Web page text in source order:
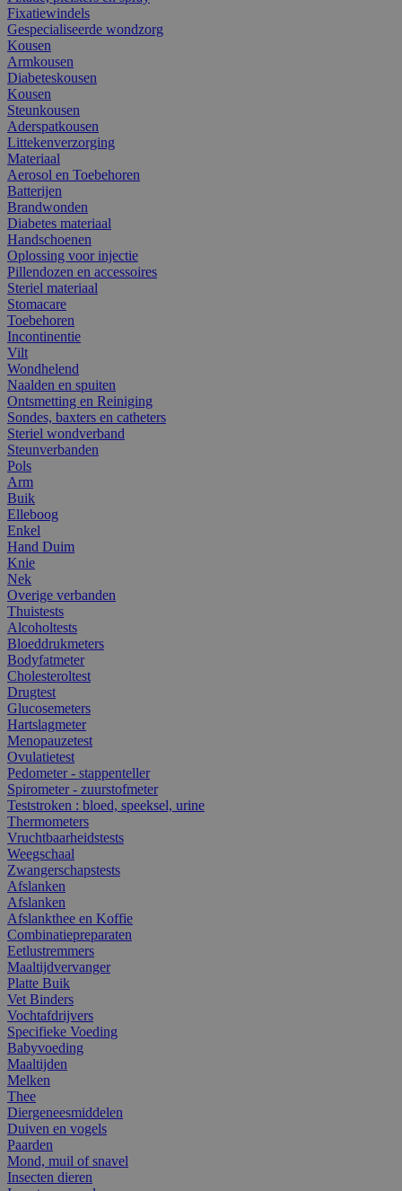
Fixatiewindels
Gespecialiseerde wondzorg
Kousen
Armkousen
Diabeteskousen
Kousen
Steunkousen
Aderspatkousen
Littekenverzorging
Materiaal
Aerosol en Toebehoren
Batterijen
Brandwonden
Diabetes materiaal
Handschoenen
Oplossing voor injectie
Pillendozen en accessoires
Steriel materiaal
Stomacare
Toebehoren
Incontinentie
Vilt
Wondhelend
Naalden en spuiten
Ontsmetting en Reiniging
Sondes, baxters en catheters
Steriel wondverband
Steunverbanden
Pols
Arm
Buik
Elleboog
Enkel
Hand Duim
Knie
Nek
Overige verbanden
Thuistests
Alcoholtests
Bloeddrukmeters
Bodyfatmeter
Cholesteroltest
Drugtest
Glucosemeters
Hartslagmeter
Menopauzetest
Ovulatietest
Pedometer - stappenteller
Spirometer - zuurstofmeter
Teststroken : bloed, speeksel, urine
Thermometers
Vruchtbaarheidstests
Weegschaal
Zwangerschapstests
Afslanken
Afslanken
Afslankthee en Koffie
Combinatiepreparaten
Eetlustremmers
Maaltijdvervanger
Platte Buik
Vet Binders
Vochtafdrijvers
Specifieke Voeding
Babyvoeding
Maaltijden
Melken
Thee
Diergeneesmiddelen
Duiven en vogels
Paarden
Mond, muil of snavel
Insecten dieren